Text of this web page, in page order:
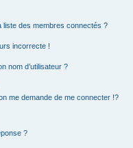
liste des membres connectés ?
incorrecte !
nom d’utilisateur ?
me demande de me connecter !?
?